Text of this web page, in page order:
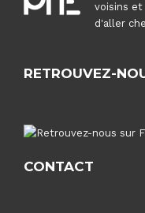
voisins
d'aller
RETROUVEZ-
CONTACT